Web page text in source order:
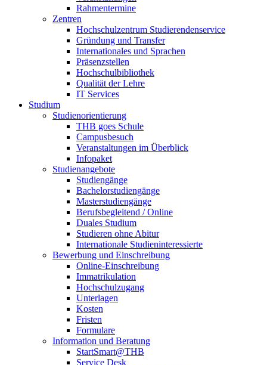
Rahmentermine
Zentren
Hochschulzentrum Studierendenservice
Gründung und Transfer
Internationales und Sprachen
Präsenzstellen
Hochschulbibliothek
Qualität der Lehre
IT Services
Studium
Studienorientierung
THB goes Schule
Campusbesuch
Veranstaltungen im Überblick
Infopaket
Studienangebote
Studiengänge
Bachelorstudiengänge
Masterstudiengänge
Berufsbegleitend / Online
Duales Studium
Studieren ohne Abitur
Internationale Studieninteressierte
Bewerbung und Einschreibung
Online-Einschreibung
Immatrikulation
Hochschulzugang
Unterlagen
Kosten
Fristen
Formulare
Information und Beratung
StartSmart@THB
Service Desk